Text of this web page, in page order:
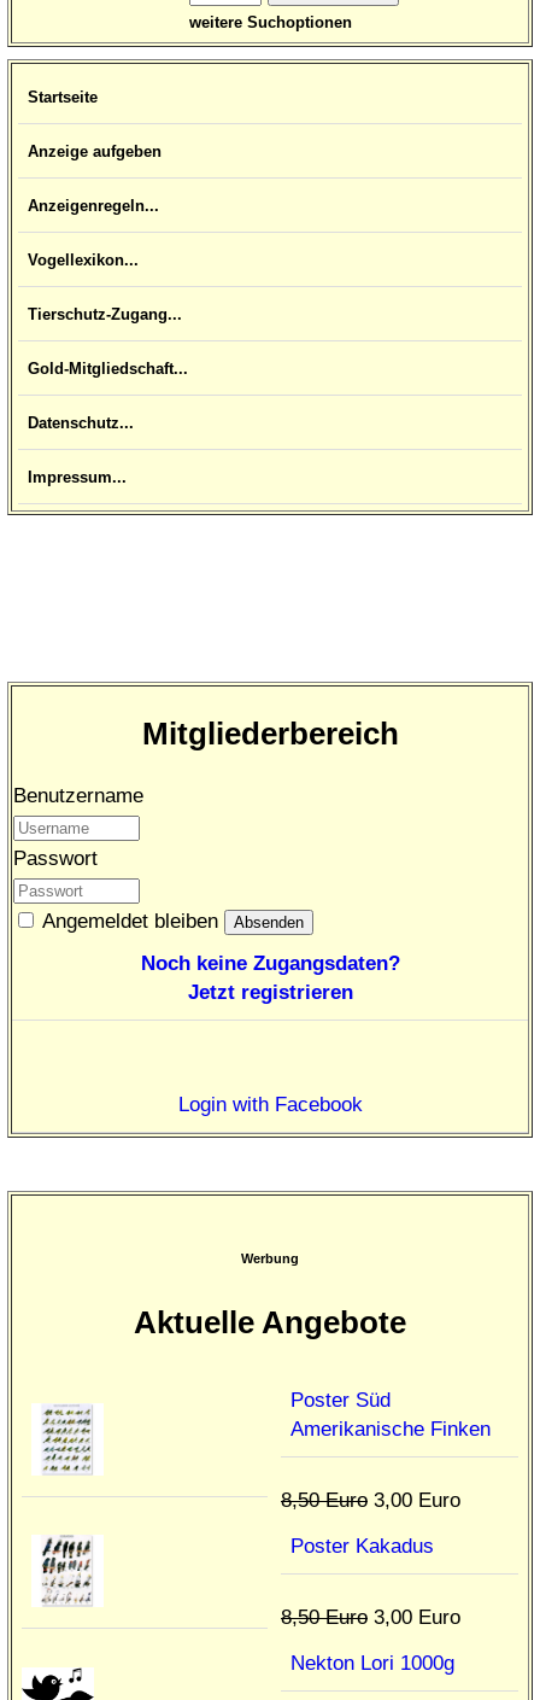
weitere Suchoptionen
Startseite
Anzeige aufgeben
Anzeigenregeln...
Vogellexikon...
Tierschutz-Zugang...
Gold-Mitgliedschaft...
Datenschutz...
Impressum...
Mitgliederbereich
Benutzername
Passwort
Angemeldet bleiben
Noch keine Zugangsdaten?
Jetzt registrieren
Login with Facebook
Werbung
Aktuelle Angebote
Poster Süd
Amerikanische Finken
8,50 Euro 3,00 Euro
Poster Kakadus
8,50 Euro 3,00 Euro
Nekton Lori 1000g